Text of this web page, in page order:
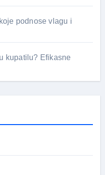
podnose vlagu i
kupatilu? Efikasne